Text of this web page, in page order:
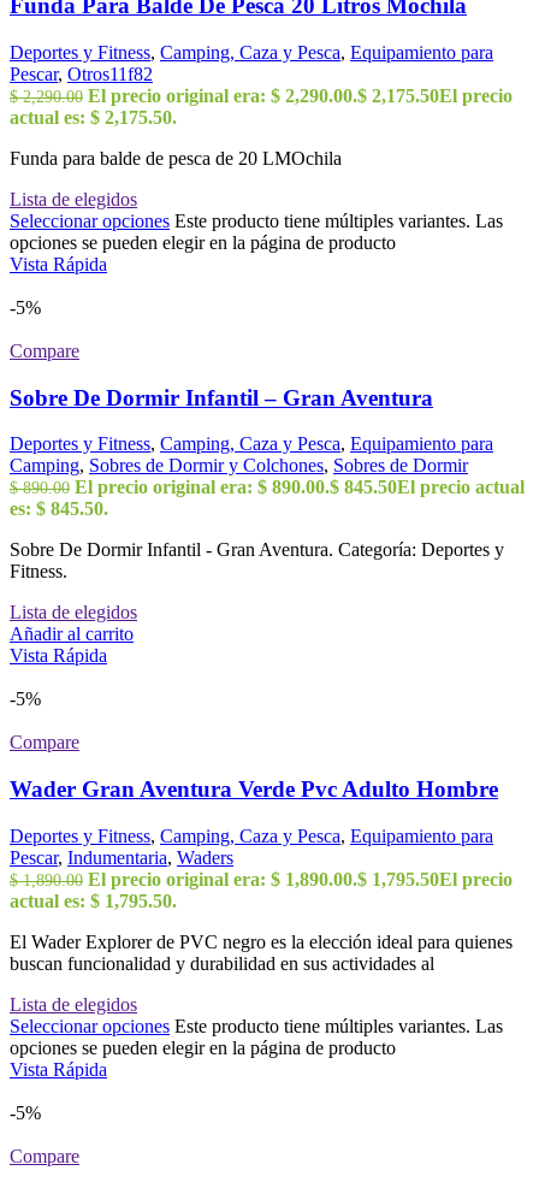
Funda Para Balde De Pesca 20 Litros Mochila
Deportes y Fitness, Camping, Caza y Pesca, Equipamiento para
Pescar, Otros11f82
$2,290.00 El precio original era: $ 2,290.00.$ 2,175.50El precio
actual es: $ 2,175.50.
Funda para balde de pesca de 20 LMOchila
Lista de elegidos
Seleccionar opciones Este producto tiene múltiples variantes. Las
opciones se pueden elegir en la página de producto
Vista Rápida
-5%
Compare
Sobre De Dormir Infantil – Gran Aventura
Deportes y Fitness, Camping, Caza y Pesca, Equipamiento para
Camping, Sobres de Dormir y Colchones, Sobres de Dormir
$890.00 El precio original era: $ 890.00.$ 845.50El precio actual
es: $ 845.50.
Sobre De Dormir Infantil - Gran Aventura. Categoría: Deportes y
Fitness.
Lista de elegidos
Añadir al carrito
Vista Rápida
-5%
Compare
Wader Gran Aventura Verde Pvc Adulto Hombre
Deportes y Fitness, Camping, Caza y Pesca, Equipamiento para
Pescar, Indumentaria, Waders
$1,890.00 El precio original era: $ 1,890.00.$ 1,795.50El precio
actual es: $ 1,795.50.
El Wader Explorer de PVC negro es la elección ideal para quienes
buscan funcionalidad y durabilidad en sus actividades al
Lista de elegidos
Seleccionar opciones Este producto tiene múltiples variantes. Las
opciones se pueden elegir en la página de producto
Vista Rápida
-5%
Compare